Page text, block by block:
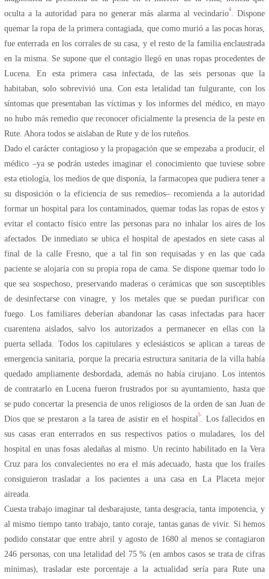
oculta a la autoridad para no generar más alarma al vecindario4. Dispone
quemar la ropa de la primera contagiada, que como murió a las pocas horas,
fue enterrada en los corrales de su casa, y el resto de la familia enclaustrada
en la misma. Se supone que el contagio llegó en unas ropas procedentes de
Lucena. En esta primera casa infectada, de las seis personas que la
habitaban, solo sobrevivió una. Con esta letalidad tan fulgurante, con los
síntomas que presentaban las víctimas y los informes del médico, en mayo
no hubo más remedio que reconocer oficialmente la presencia de la peste en
Rute. Ahora todos se aislaban de Rute y de los ruteños.
Dado el carácter contagioso y la propagación que se empezaba a producir, el
médico –ya se podrán ustedes imaginar el conocimiento que tuviese sobre
esta etiología, los medios de que disponía, la farmacopea que pudiera tener a
su disposición o la eficiencia de sus remedios– recomienda a la autoridad
formar un hospital para los contaminados, quemar todas las ropas de estos y
evitar el contacto físico entre las personas para no inhalar los aires de los
afectados. De inmediato se ubica el hospital de apestados en siete casas al
final de la calle Fresno, que a tal fin son requisadas y en las que cada
paciente se alojaría con su propia ropa de cama. Se dispone quemar todo lo
que sea sospechoso, preservando maderas o cerámicas que son susceptibles
de desinfectarse con vinagre, y los metales que se puedan purificar con
fuego. Los familiares deberían abandonar las casas infectadas para hacer
cuarentena aislados, salvo los autorizados a permanecer en ellas con la
puerta sellada. Todos los capitulares y eclesiásticos se aplican a tareas de
emergencia sanitaria, porque la precaria estructura sanitaria de la villa había
quedado ampliamente desbordada, además no había cirujano. Los intentos
de contratarlo en Lucena fueron frustrados por su ayuntamiento, hasta que
se pudo concertar la presencia de unos religiosos de la orden de san Juan de
Dios que se prestaron a la tarea de asistir en el hospital5. Los fallecidos en
sus casas eran enterrados en sus respectivos patios o muladares, los del
hospital en unas fosas aledañas al mismo. Un recinto habilitado en la Vera
Cruz para los convalecientes no era el más adecuado, hasta que los frailes
consiguieron trasladar a los pacientes a una casa en La Placeta mejor
aireada.
Cuesta trabajo imaginar tal desbarajuste, tanta desgracia, tanta impotencia, y
al mismo tiempo tanto trabajo, tanto coraje, tantas ganas de vivir. Si hemos
podido constatar que entre abril y agosto de 1680 al menos se contagiaron
246 personas, con una letalidad del 75 % (en ambos casos se trata de cifras
mínimas), trasladar este porcentaje a la actualidad sería para Rute una